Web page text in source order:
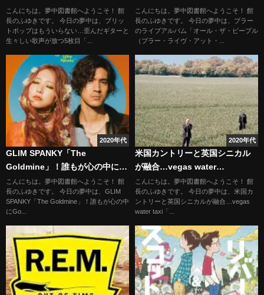
声が放つ5枚目「ブラー」
こんにちは。夢中図書館へようこそ！ 館
長のふゆきです。 今日の夢中は、ブリッ
トポップはもういらない…歪んだギターと
生々しい歌声が放つ5枚目「...
2009/07/02
こんにちは。夢中図書館へようこそ！ 館
長のふゆきです。 今日の夢中は、ブラー
のライブアルバム「オール・ザ・ピープル
（ブラー・ライヴ・アット・...
2020年代
GLIM SPANKY「The
Goldmine」！誰もが心の中に
Goldmineを持ってるんだ…
こんにちは。夢中図書館へようこそ！ 館
長のふゆきです。 今日の夢中は、GLIM
SPANKY「The Goldmine」！誰もが心の中
にGo...
2020年代
米国カントリーと英国シニカル
が融合…vegas water
taxi「long time caller, first
time listener」
こんにちは。夢中図書館へようこそ！ 館
長のふゆきです。 今日の夢中は、米国カ
ントリーと英国シニカルが融合…vegas
water taxi「...